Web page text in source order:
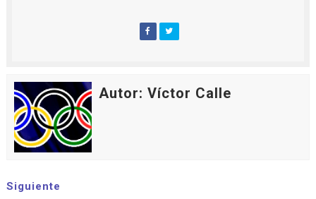
Autor: Víctor Calle
Siguiente